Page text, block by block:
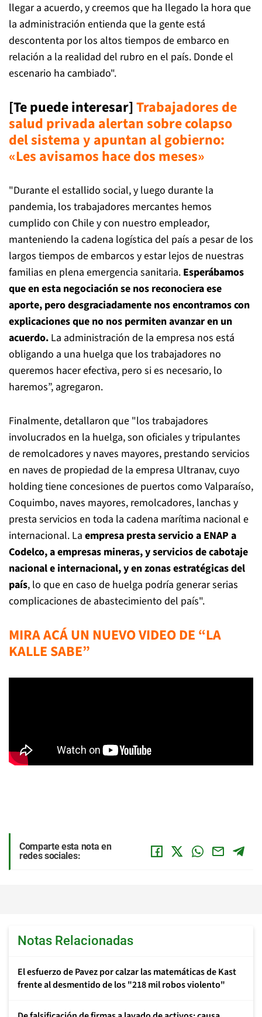
llegar a acuerdo, y creemos que ha llegado la hora que
la administración entienda que la gente está
descontenta por los altos tiempos de embarco en
relación a la realidad del rubro en el país. Donde el
escenario ha cambiado".
[Te puede interesar]Trabajadores de
salud privada alertan sobre colapso
del sistema y apuntan al gobierno:
«Les avisamos hace dos meses»
"Durante el estallido social, y luego durante la
pandemia, los trabajadores mercantes hemos
cumplido con Chile y con nuestro empleador,
manteniendo la cadena logística del país a pesar de los
largos tiempos de embarcos y estar lejos de nuestras
familias en plena emergencia sanitaria. Esperábamos
que en esta negociación se nos reconociera ese
aporte, pero desgraciadamente nos encontramos con
explicaciones que no nos permiten avanzar en un
acuerdo. La administración de la empresa nos está
obligando a una huelga que los trabajadores no
queremos hacer efectiva, pero si es necesario, lo
haremos”, agregaron.
Finalmente, detallaron que "los trabajadores
involucrados en la huelga, son oficiales y tripulantes
de remolcadores y naves mayores, prestando servicios
en naves de propiedad de la empresa Ultranav, cuyo
holding tiene concesiones de puertos como Valparaíso,
Coquimbo, naves mayores, remolcadores, lanchas y
presta servicios en toda la cadena marítima nacional e
internacional. La empresa presta servicio a ENAP a
Codelco, a empresas mineras, y servicios de cabotaje
nacional e internacional, y en zonas estratégicas del
país, lo que en caso de huelga podría generar serias
complicaciones de abastecimiento del país".
MIRA ACÁ UN NUEVO VIDEO DE “LA
KALLE SABE”
Comparte esta nota en
redes sociales:
Notas Relacionadas
El esfuerzo de Pavez por calzar las matemáticas de Kast
frente al desmentido de los "218 mil robos violento"